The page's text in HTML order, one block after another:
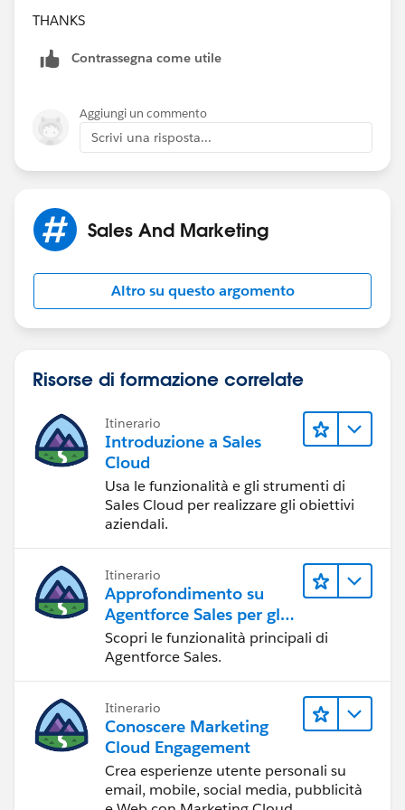
THANKS
Contrassegna come utile
Aggiungi un commento
Scrivi una risposta...
Sales And Marketing
Altro su questo argomento
Risorse di formazione correlate
Itinerario
Introduzione a Sales
Cloud
Usa le funzionalità e gli strumenti di
Sales Cloud per realizzare gli obiettivi
aziendali.
Itinerario
Approfondimento su
Agentforce Sales per gli
amministratori
Scopri le funzionalità principali di
Agentforce Sales.
Itinerario
Conoscere Marketing
Cloud Engagement
Crea esperienze utente personali su
email, mobile, social media, pubblicità